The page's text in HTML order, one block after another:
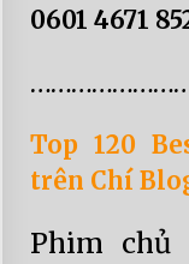
0601 4671
Top 120
trên Chí
Phim